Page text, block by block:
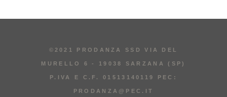
©2021 PRODANZA SSD VIA DEL
MURELLO 6 - 19038 SARZANA (SP)
P.IVA E C.F. 01513140119 PEC:
PRODANZA@PEC.IT